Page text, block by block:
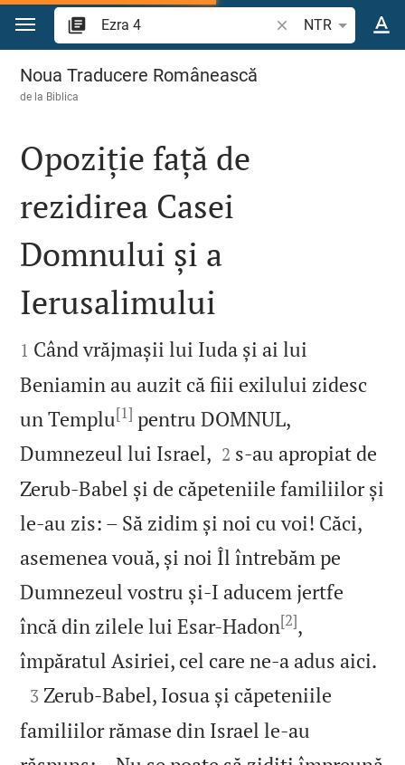
Sari la conținut
Căutați un verset
NTR
Ezra 4
Noua Traducere Românească
de la Biblica

Opoziție față de
rezidirea Casei
Domnului și a
Ierusalimului

1 Când vrăjmașii lui Iuda și ai lui
Beniamin au auzit că fiii exilului zidesc
un Templu[1] pentru DOMNUL,
Dumnezeul lui Israel, 

2 s‑au apropiat de
Zerub-Babel și de căpeteniile familiilor și
le‑au zis: – Să zidim și noi cu voi! Căci,
asemenea vouă, și noi Îl întrebăm pe
Dumnezeul vostru și‑I aducem jertfe
încă din zilele lui Esar-Hadon[2],
împăratul Asiriei, cel care ne‑a adus aici.

3 Zerub-Babel, Iosua și căpeteniile
familiilor rămase din Israel le‑au